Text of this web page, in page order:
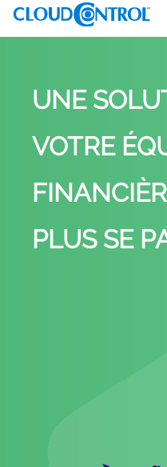
UNE
VOTRE
PLUS SE